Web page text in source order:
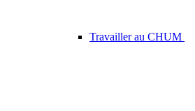
Travailler au CHUM